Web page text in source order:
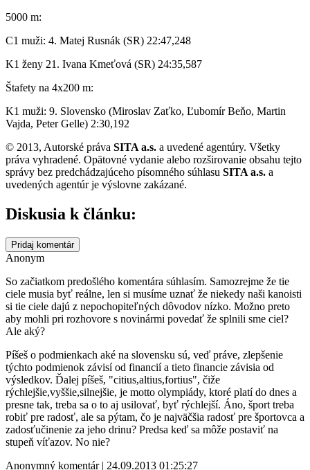
5000 m:
C1 muži: 4. Matej Rusnák (SR) 22:47,248
K1 ženy 21. Ivana Kmeťová (SR) 24:35,587
Štafety na 4x200 m:
K1 muži: 9. Slovensko (Miroslav Zaťko, Ľubomír Beňo, Martin
Vajda, Peter Gelle) 2:30,192
© 2013, Autorské práva SITA a.s. a uvedené agentúry. Všetky
práva vyhradené. Opätovné vydanie alebo rozširovanie obsahu tejto
správy bez predchádzajúceho písomného súhlasu SITA a.s. a
uvedených agentúr je výslovne zakázané.
Diskusia k článku:
Pridaj komentár
Anonym
So začiatkom predošlého komentára súhlasím. Samozrejme že tie
ciele musia byť reálne, len si musíme uznať že niekedy naši kanoisti
si tie ciele dajú z nepochopiteľných dôvodov nízko. Možno preto
aby mohli pri rozhovore s novinármi povedať že splnili sme ciel?
Ale aký?
Píšeš o podmienkach aké na slovensku sú, veď práve, zlepšenie
týchto podmienok závisí od financií a tieto financie závisia od
výsledkov. Ďalej píšeš, "citius,altius,fortius", čiže
rýchlejšie,vyššie,silnejšie, je motto olympiády, ktoré platí do dnes a
presne tak, treba sa o to aj usilovať, byť rýchlejší. Áno, šport treba
robiť pre radosť, ale sa pýtam, čo je najväčšia radosť pre športovca a
zadosťučinenie za jeho drinu? Predsa keď sa môže postaviť na
stupeň víťazov. No nie?
Anonymný komentár | 24.09.2013 01:25:27